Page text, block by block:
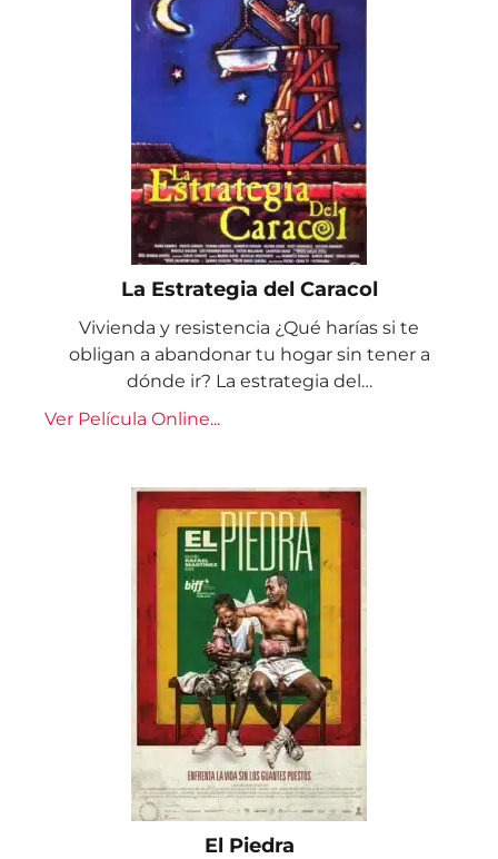
La Estrategia del Caracol
Vivienda y resistencia ¿Qué harías si te
obligan a abandonar tu hogar sin tener a
dónde ir? La estrategia del…
Ver Película Online...
El Piedra